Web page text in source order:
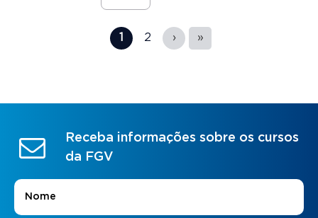
1 2 › »
Receba informações sobre os cursos
da FGV
Nome